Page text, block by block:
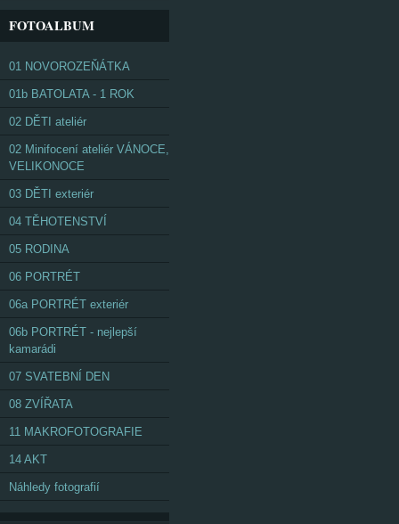
FOTOALBUM
01 NOVOROZEŇÁTKA
01b BATOLATA - 1 ROK
02 DĚTI ateliér
02 Minifocení ateliér VÁNOCE,
VELIKONOCE
03 DĚTI exteriér
04 TĚHOTENSTVÍ
05 RODINA
06 PORTRÉT
06a PORTRÉT exteriér
06b PORTRÉT - nejlepší
kamarádi
07 SVATEBNÍ DEN
08 ZVÍŘATA
11 MAKROFOTOGRAFIE
14 AKT
Náhledy fotografií